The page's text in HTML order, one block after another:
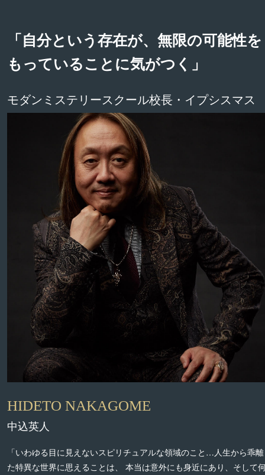
「自分という存在が、無限の可能性を
もっていることに気がつく」
モダンミステリースクール校長・イプシスマス
HIDETO NAKAGOME
中込英人
「いわゆる目に見えないスピリチュアルな領域のこと…人生から乖
た特異な世界に思えることは、 本当は意外にも身近にあり、そして